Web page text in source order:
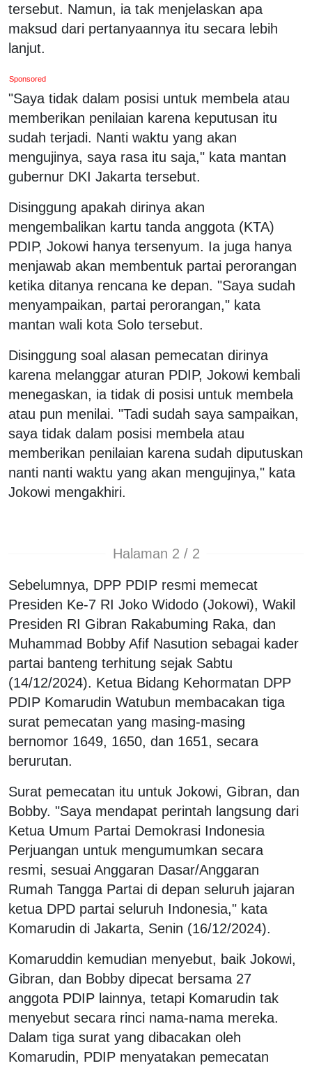
tersebut. Namun, ia tak menjelaskan apa
maksud dari pertanyaannya itu secara lebih
lanjut.
Sponsored
"Saya tidak dalam posisi untuk membela atau
memberikan penilaian karena keputusan itu
sudah terjadi. Nanti waktu yang akan
mengujinya, saya rasa itu saja," kata mantan
gubernur DKI Jakarta tersebut.
Disinggung apakah dirinya akan
mengembalikan kartu tanda anggota (KTA)
PDIP, Jokowi hanya tersenyum. Ia juga hanya
menjawab akan membentuk partai perorangan
ketika ditanya rencana ke depan. "Saya sudah
menyampaikan, partai perorangan," kata
mantan wali kota Solo tersebut.
Disinggung soal alasan pemecatan dirinya
karena melanggar aturan PDIP, Jokowi kembali
menegaskan, ia tidak di posisi untuk membela
atau pun menilai. "Tadi sudah saya sampaikan,
saya tidak dalam posisi membela atau
memberikan penilaian karena sudah diputuskan
nanti nanti waktu yang akan mengujinya," kata
Jokowi mengakhiri.
Halaman 2 / 2
Sebelumnya, DPP PDIP resmi memecat
Presiden Ke-7 RI Joko Widodo (Jokowi), Wakil
Presiden RI Gibran Rakabuming Raka, dan
Muhammad Bobby Afif Nasution sebagai kader
partai banteng terhitung sejak Sabtu
(14/12/2024). Ketua Bidang Kehormatan DPP
PDIP Komarudin Watubun membacakan tiga
surat pemecatan yang masing-masing
bernomor 1649, 1650, dan 1651, secara
berurutan.
Surat pemecatan itu untuk Jokowi, Gibran, dan
Bobby. "Saya mendapat perintah langsung dari
Ketua Umum Partai Demokrasi Indonesia
Perjuangan untuk mengumumkan secara
resmi, sesuai Anggaran Dasar/Anggaran
Rumah Tangga Partai di depan seluruh jajaran
ketua DPD partai seluruh Indonesia," kata
Komarudin di Jakarta, Senin (16/12/2024).
Komaruddin kemudian menyebut, baik Jokowi,
Gibran, dan Bobby dipecat bersama 27
anggota PDIP lainnya, tetapi Komarudin tak
menyebut secara rinci nama-nama mereka.
Dalam tiga surat yang dibacakan oleh
Komarudin, PDIP menyatakan pemecatan